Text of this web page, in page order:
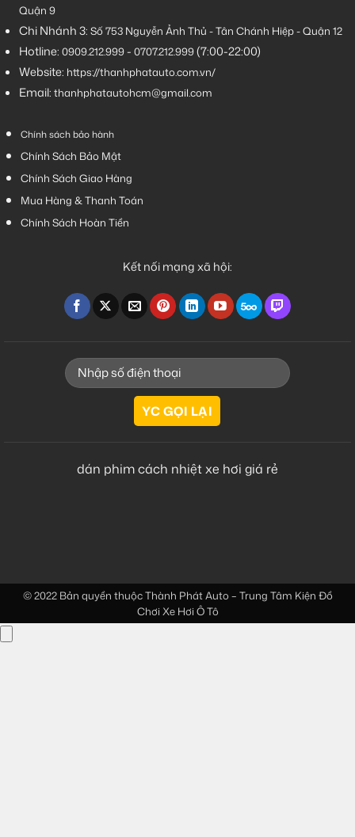
Quận 9
Chi Nhánh 3: Số 753Nguyễn Ảnh Thủ - Tân Chánh Hiệp - Quận 12
Hotline: 0909.212.999- 0707.212.999(7:00-22:00)
Website: https://thanhphatauto.com.vn/
Email: thanhphatautohcm@gmail.com
Chính sách bảo hành
Chính Sách Bảo Mật
Chính Sách Giao Hàng
Mua Hàng & Thanh Toán
Chính Sách Hoàn Tiền
Kết nối mạng xã hội:
dán phim cách nhiệt xe hơi giá rẻ
© 2022 Bản quyền thuộcThành Phát Auto – Trung Tâm Kiện Đồ
Chơi Xe Hơi Ô Tô